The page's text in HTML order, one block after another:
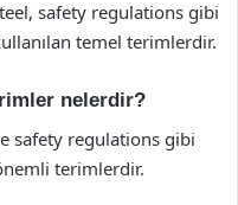
safety regulations gibi
temel terimlerdir.
nelerdir?
safety regulations gibi
terimlerdir.